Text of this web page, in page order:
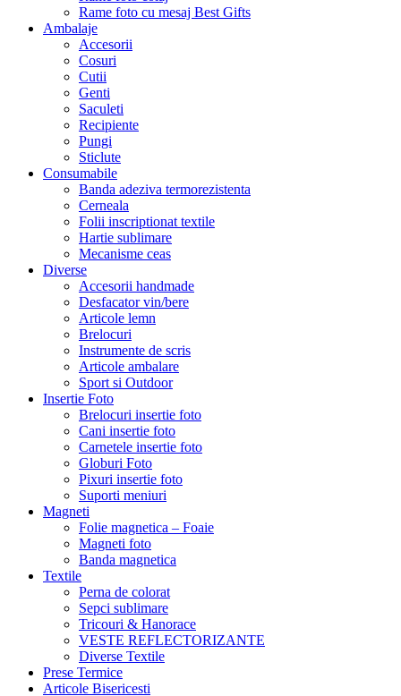
Rame foto cu mesaj Best Gifts
Ambalaje
Accesorii
Cosuri
Cutii
Genti
Saculeti
Recipiente
Pungi
Sticlute
Consumabile
Banda adeziva termorezistenta
Cerneala
Folii inscriptionat textile
Hartie sublimare
Mecanisme ceas
Diverse
Accesorii handmade
Desfacator vin/bere
Articole lemn
Brelocuri
Instrumente de scris
Articole ambalare
Sport si Outdoor
Insertie Foto
Brelocuri insertie foto
Cani insertie foto
Carnetele insertie foto
Globuri Foto
Pixuri insertie foto
Suporti meniuri
Magneti
Folie magnetica – Foaie
Magneti foto
Banda magnetica
Textile
Perna de colorat
Sepci sublimare
Tricouri & Hanorace
VESTE REFLECTORIZANTE
Diverse Textile
Prese Termice
Articole Bisericesti